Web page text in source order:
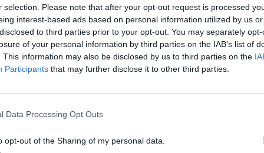
selection. Please note that after your opt-out request is processed
interest-based ads based on personal information utilized by us
to third parties prior to your opt-out. You may separately
of your personal information by third parties on the IAB’s list of
This information may also be disclosed by us to third parties on the
Participants that may further disclose it to other third parties.
Data Processing Opt Outs
opt-out of the Sharing of my personal data.
században
és bár a helyzet 1989
vagyunk a nemzetiségek
a gyulafehérvári
arról is, hogy csak bátrabb, innovatívabb
jó irányba fordítani a gazdaságot és